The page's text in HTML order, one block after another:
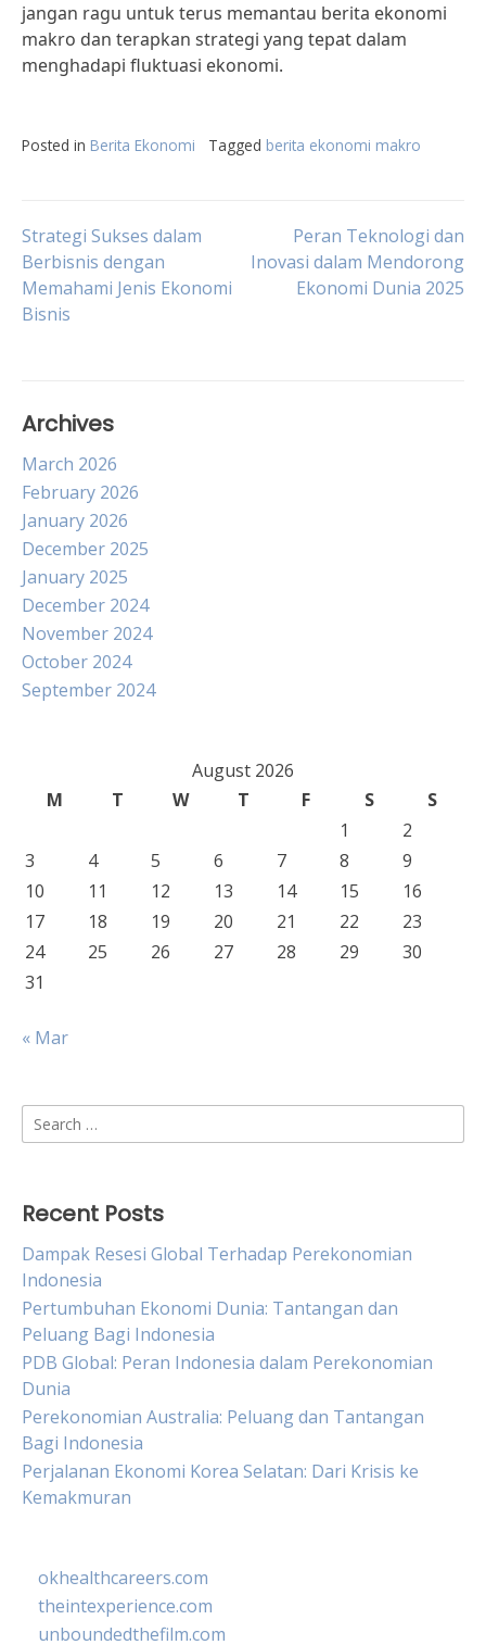
jangan ragu untuk terus memantau berita ekonomi
makro dan terapkan strategi yang tepat dalam
menghadapi fluktuasi ekonomi.
Posted in Berita Ekonomi Tagged berita ekonomi makro
Post
navigation
Strategi Sukses dalam
Berbisnis dengan
Memahami Jenis Ekonomi
Bisnis
Peran Teknologi dan
Inovasi dalam Mendorong
Ekonomi Dunia 2025
Archives
March 2026
February 2026
January 2026
December 2025
January 2025
December 2024
November 2024
October 2024
September 2024
August 2026
M
T W T F S
S
1
2
3
4 5 6 7 8
9
10
11 12 13 14 15
16
17
18 19 20 21 22
23
24
25 26 27 28 29
30
31
« Mar
Search
for:
Recent Posts
Dampak Resesi Global Terhadap Perekonomian
Indonesia
Pertumbuhan Ekonomi Dunia: Tantangan dan
Peluang Bagi Indonesia
PDB Global: Peran Indonesia dalam Perekonomian
Dunia
Perekonomian Australia: Peluang dan Tantangan
Bagi Indonesia
Perjalanan Ekonomi Korea Selatan: Dari Krisis ke
Kemakmuran
okhealthcareers.com
theintexperience.com
unboundedthefilm.com